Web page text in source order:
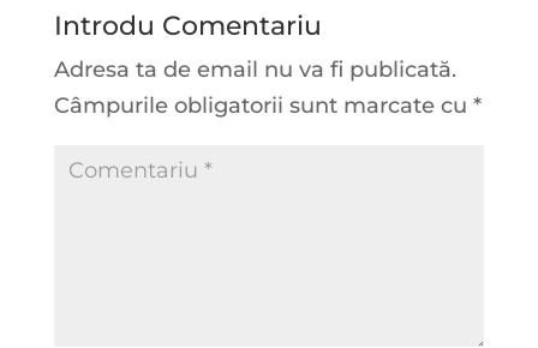
Introdu Comentariu
Adresa ta de email nu va fi publicată.
Câmpurile obligatorii sunt marcate cu *